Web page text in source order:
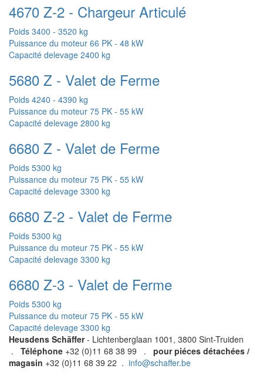
4670 Z-2 - Chargeur Articulé
Poids 3400 - 3520 kg
Puissance du moteur 66 PK - 48 kW
Capacité delevage 2400 kg
5680 Z - Valet de Ferme
Poids 4240 - 4390 kg
Puissance du moteur 75 PK - 55 kW
Capacité delevage 2800 kg
6680 Z - Valet de Ferme
Poids 5300 kg
Puissance du moteur 75 PK - 55 kW
Capacité delevage 3300 kg
6680 Z-2 - Valet de Ferme
Poids 5300 kg
Puissance du moteur 75 PK - 55 kW
Capacité delevage 3300 kg
6680 Z-3 - Valet de Ferme
Poids 5300 kg
Puissance du moteur 75 PK - 55 kW
Capacité delevage 3300 kg
Heusdens Schäffer- Lichtenberglaan 1001, 3800 Sint-Truiden
. Téléphone +32 (0)11 68 38 99 . pour piéces détachées /
magasin +32 (0)11 68 39 22 . info@schaffer.be